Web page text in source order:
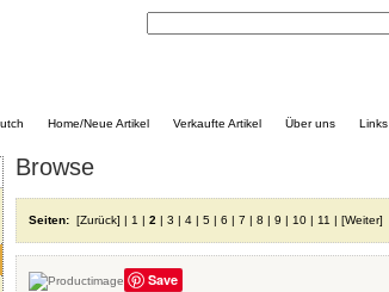
Home/Neue Artikel Verkaufte Artikel Über uns Links
Browse
Seiten: [Zurück] | 1 | 2 | 3 | 4 | 5 | 6 | 7 | 8 | 9 | 10 | 11 | [Weiter]
Save